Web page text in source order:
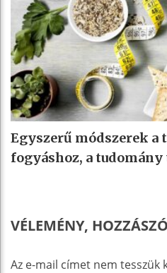
Egyszerű módszerek a
fogyáshoz, a
VÉLEMÉNY,
Az e-mail címet nem tesszük